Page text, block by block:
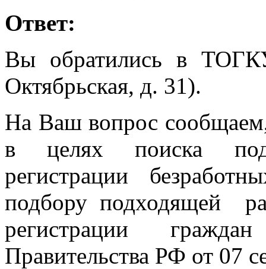
Ответ:
Вы обратились в
Октябрьская, д. 31).
На Ваш вопрос
в целях поиска
регистрации
подбору подходящей
регистрации
Правительства РФ от 07